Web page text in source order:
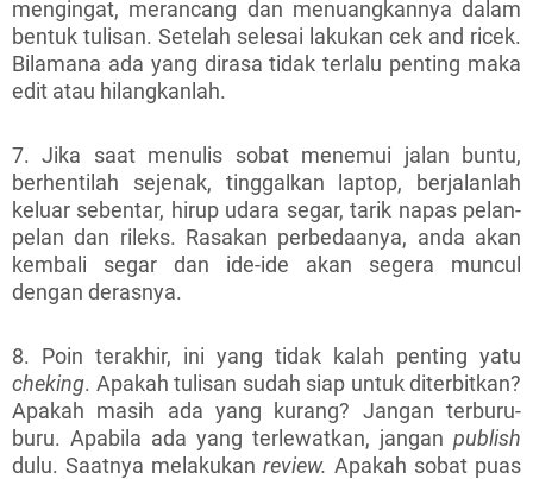
mengingat, merancang dan menuangkannya dalam
bentuk tulisan. Setelah selesai lakukan cek and ricek.
Bilamana ada yang dirasa tidak terlalu penting maka
edit atau hilangkanlah.
7. Jika saat menulis sobat menemui jalan buntu,
berhentilah sejenak, tinggalkan laptop, berjalanlah
keluar sebentar, hirup udara segar, tarik napas pelan-
pelan dan rileks. Rasakan perbedaanya, anda akan
kembali segar dan ide-ide akan segera muncul
dengan derasnya.
8. Poin terakhir, ini yang tidak kalah penting yatu
cheking. Apakah tulisan sudah siap untuk diterbitkan?
Apakah masih ada yang kurang? Jangan terburu-
buru. Apabila ada yang terlewatkan, jangan publish
dulu. Saatnya melakukan review. Apakah sobat puas